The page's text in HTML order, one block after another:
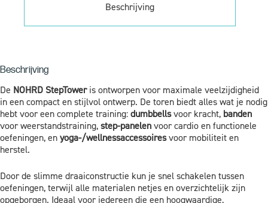
Beschrijving
Beschrijving
De NOHRD StepToweris ontworpen voor maximale veelzijdigheid
in een compact en stijlvol ontwerp. De toren biedt alles wat je nodig
hebt voor een complete training: dumbbellsvoor kracht, banden
voor weerstandstraining, step-panelen voor cardio en functionele
oefeningen, en yoga-/wellnessaccessoiresvoor mobiliteit en
herstel.
Door de slimme draaiconstructie kun je snel schakelen tussen
oefeningen, terwijl alle materialen netjes en overzichtelijk zijn
opgeborgen. Ideaal voor iedereen die een hoogwaardige,